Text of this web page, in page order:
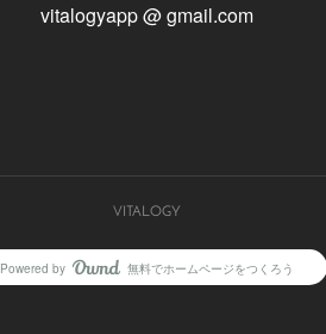
vitalogyapp @ gmail.com
VITALOGY
Powered by AmebaOwnd
無料でホームページをつくろう